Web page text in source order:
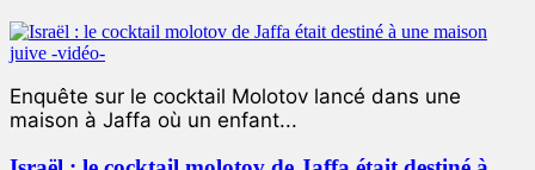
Enquête sur le cocktail Molotov lancé dans une
maison à Jaffa où un enfant...